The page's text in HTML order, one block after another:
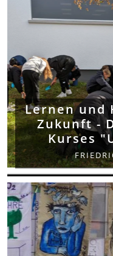
Lernen und
Zukunft -
Kurses